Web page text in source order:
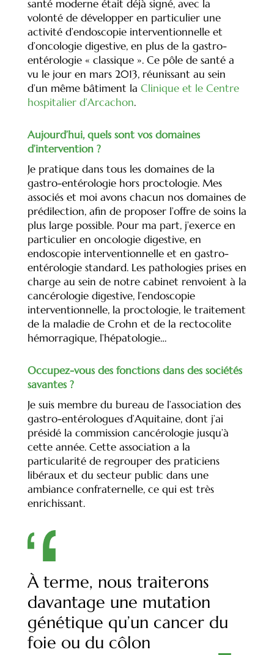
santé moderne était déjà signé, avec la
volonté de développer en particulier une
activité d’endoscopie interventionnelle et
d’oncologie digestive, en plus de la gastro-
entérologie « classique ». Ce pôle de santé a
vu le jour en mars 2013, réunissant au sein
d’un même bâtiment la Clinique et le Centre
hospitalier d’Arcachon.
Aujourd’hui, quels sont vos domaines
d’intervention ?
Je pratique dans tous les domaines de la
gastro-entérologie hors proctologie. Mes
associés et moi avons chacun nos domaines de
prédilection, afin de proposer l’offre de soins la
plus large possible. Pour ma part, j’exerce en
particulier en oncologie digestive, en
endoscopie interventionnelle et en gastro-
entérologie standard. Les pathologies prises en
charge au sein de notre cabinet renvoient à la
cancérologie digestive, l’endoscopie
interventionnelle, la proctologie, le traitement
de la maladie de Crohn et de la rectocolite
hémorragique, l’hépatologie…
Occupez-vous des fonctions dans des sociétés
savantes ?
Je suis membre du bureau de l’association des
gastro-entérologues d’Aquitaine, dont j’ai
présidé la commission cancérologie jusqu’à
cette année. Cette association a la
particularité de regrouper des praticiens
libéraux et du secteur public dans une
ambiance confraternelle, ce qui est très
enrichissant.
À terme, nous traiterons
davantage une mutation
génétique qu’un cancer du
foie ou du côlon